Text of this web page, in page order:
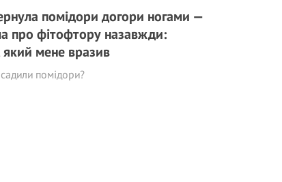
помідори догори ногами —
про фітофтору назавжди:
мене вразив
помідори?